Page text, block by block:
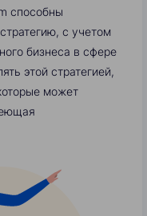
способны
с учетом
бизнеса в сфере
этой стратегией,
может